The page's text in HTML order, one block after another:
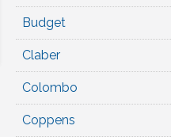
Budget
Claber
Colombo
Coppens